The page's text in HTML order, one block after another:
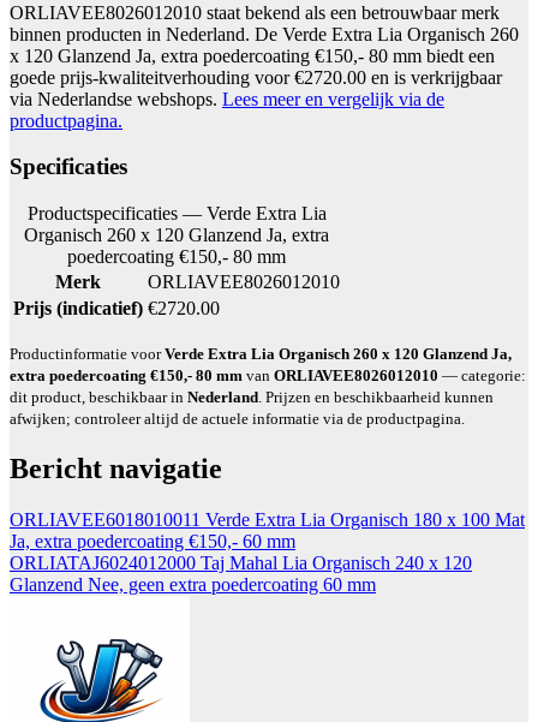
ORLIAVEE8026012010 staat bekend als een betrouwbaar merk
binnen producten in Nederland. De Verde Extra Lia Organisch 260
x 120 Glanzend Ja, extra poedercoating €150,- 80 mm biedt een
goede prijs-kwaliteitverhouding voor €2720.00 en is verkrijgbaar
via Nederlandse webshops. Lees meer en vergelijk via de
productpagina.
Specificaties
Productspecificaties — Verde Extra Lia
Organisch 260 x 120 Glanzend Ja, extra
poedercoating €150,- 80 mm
Merk
ORLIAVEE8026012010
Prijs (indicatief) €2720.00
Productinformatie voorVerde Extra Lia Organisch 260 x 120 Glanzend Ja,
extra poedercoating €150,- 80 mm van ORLIAVEE8026012010 — categorie:
dit product, beschikbaar in Nederland. Prijzen en beschikbaarheid kunnen
afwijken; controleer altijd de actuele informatie via de productpagina.
Bericht navigatie
ORLIAVEE6018010011 Verde Extra Lia Organisch 180 x 100 Mat
Ja, extra poedercoating €150,- 60 mm
ORLIATAJ6024012000 Taj Mahal Lia Organisch 240 x 120
Glanzend Nee, geen extra poedercoating 60 mm